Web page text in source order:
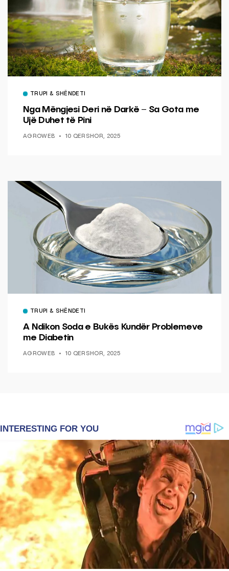
TRUPI & SHËNDETI
Nga Mëngjesi Deri në Darkë – Sa Gota me
Ujë Duhet të Pini
AGROWEB 10 QERSHOR, 2025
TRUPI & SHËNDETI
A Ndikon Soda e Bukës Kundër Problemeve
me Diabetin
AGROWEB 10 QERSHOR, 2025